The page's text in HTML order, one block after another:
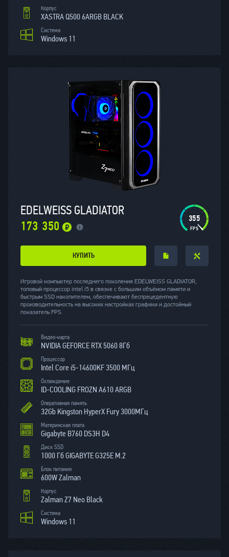
Корпус
XASTRA Q500 6ARGB BLACK
Система
Windows 11
EDELWEISS GLADIATOR
173 350
355
КУПИТЬ
Игровой компьютер последнего поколения EDELWEISS GLADIATOR,
топовый процессор intel i5 в связке с большим объёмом памяти и
быстрым SSD накопителем, обеспечивают беспрецедентную
производительность на высоких настройках графики и достойный
показатель FPS.
Видео-карта
NVIDIA GЕFORCE RTX 5060 8Гб
Процессор
Intel Core i5-14600KF 3500 МГц
Охлаждение
ID-COOLING FROZN A610 ARGB
Оперативная память
32Gb Kingston HyperX Fury 3000МГц
Материнская плата
Gigabyte B760 DS3H D4
Диск SSD
1000 Гб GIGABYTE G325E M.2
Блок питания
600W Zalman
Корпус
Zalman Z7 Neo Black
Система
Windows 11